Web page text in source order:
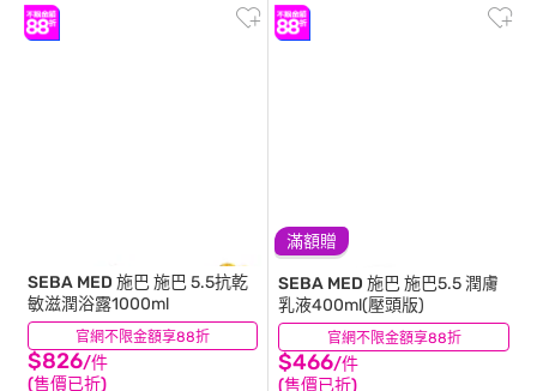
官網不限金額享88折
SEBA MED 施巴施巴 5.5抗乾
敏滋潤浴露1000ml
$826/件
(售價已折)
(60)
滿額贈
官網不限金額享88折
SEBA MED 施巴施巴5.5 潤膚
乳液400ml(壓頭版)
$466/件
(售價已折)
(15)